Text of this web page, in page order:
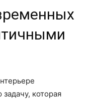
которая